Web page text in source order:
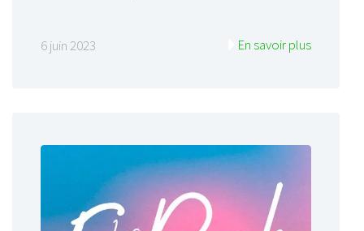
6 juin 2023 En savoir plus